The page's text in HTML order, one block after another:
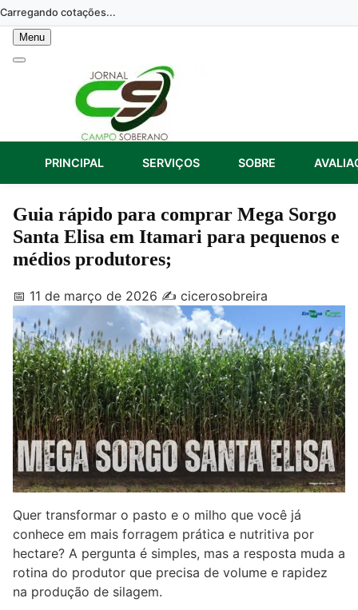
Skip
to
content
Carregando cotações...
Menu
PRINCIPAL SERVIÇOS SOBRE
Guia rápido para comprar Mega Sorgo
Santa Elisa em Itamari para pequenos e
médios produtores;
📅 11 de março de 2026 ✍️ cicerosobreira
Quer transformar o pasto e o milho que você já
conhece em mais forragem prática e nutritiva por
hectare? A pergunta é simples, mas a resposta muda a
rotina do produtor que precisa de volume e rapidez
na produção de silagem.